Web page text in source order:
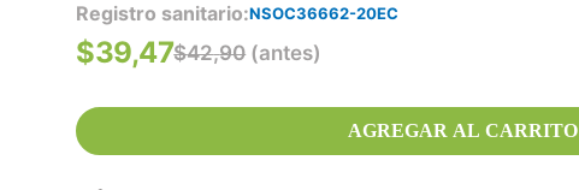
Registro sanitario NSOC36662-20EC
$42,90 (antes)
$39,47
AGREGAR AL CARRITO